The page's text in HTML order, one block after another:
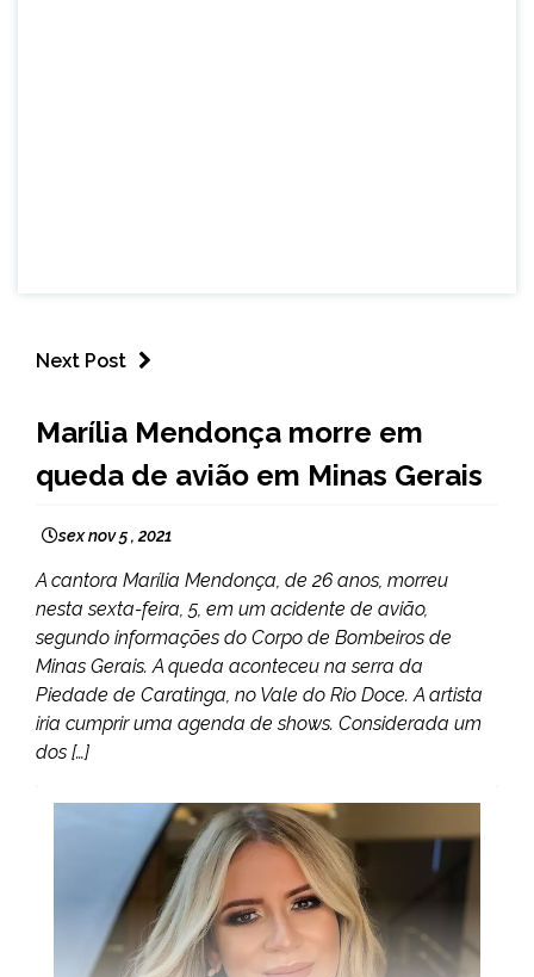
Next Post
Marília Mendonça morre em
queda de avião em Minas Gerais
sex nov 5 , 2021
A cantora Marília Mendonça, de 26 anos, morreu
nesta sexta-feira, 5, em um acidente de avião,
segundo informações do Corpo de Bombeiros de
Minas Gerais. A queda aconteceu na serra da
Piedade de Caratinga, no Vale do Rio Doce. A artista
iria cumprir uma agenda de shows. Considerada um
dos […]